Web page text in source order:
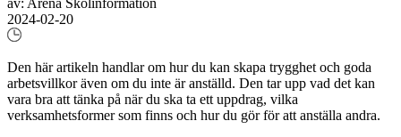
av: Arena Skolinformation
2024-02-20
Den här artikeln handlar om hur du kan skapa trygghet och goda
arbetsvillkor även om du inte är anställd. Den tar upp vad det kan
vara bra att tänka på när du ska ta ett uppdrag, vilka
verksamhetsformer som finns och hur du gör för att anställa andra.